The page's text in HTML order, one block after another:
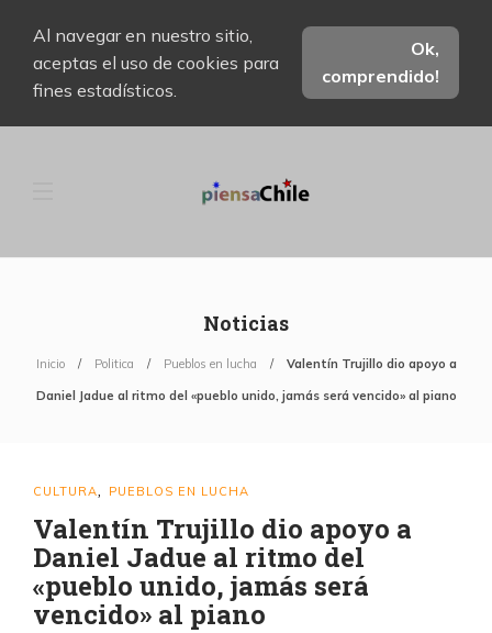
Al navegar en nuestro sitio,
aceptas el uso de cookies para
fines estadísticos.
Ok,
comprendido!
Noticias
Inicio Politica Pueblos en lucha Valentín Trujillo dio apoyo a
Daniel Jadue al ritmo del «pueblo unido, jamás será vencido» al piano
CULTURA PUEBLOS EN LUCHA
Valentín Trujillo dio apoyo a
Daniel Jadue al ritmo del
«pueblo unido, jamás será
vencido» al piano